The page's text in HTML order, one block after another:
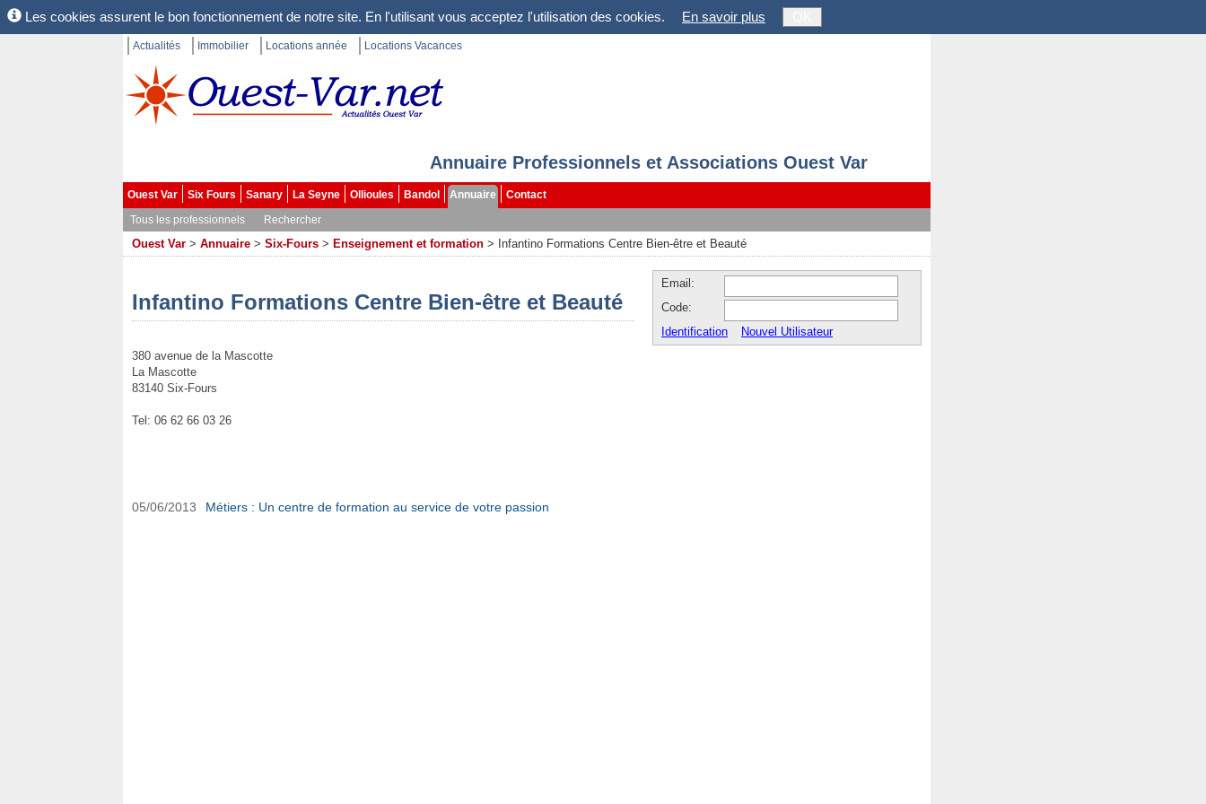
Les cookies assurent le bon fonctionnement de notre site. En l'utilisant vous acceptez l'utilisation des cookies. En savoir plus
Actualités Immobilier Locations année Locations Vacances
Annuaire Professionnels et Associations Ouest Var
Ouest Var Six Fours Sanary La Seyne Ollioules Bandol Annuaire
Contact
Tous les professionnels
Rechercher
Ouest Var > Annuaire > Six-Fours > Enseignement et formation > Infantino Formations Centre Bien-être et Beauté
Infantino Formations Centre Bien-être et Beauté
380 avenue de la Mascotte
La Mascotte
83140 Six-Fours
Tel: 06 62 66 03 26
05/06/2013
Métiers : Un centre de formation au service de votre passion
Email:
Code:
Identification
Nouvel Utilisateur